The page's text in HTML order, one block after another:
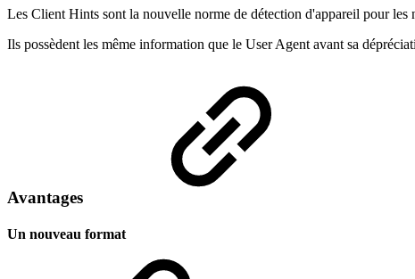
Les Client Hints sont la nouvelle norme de détection d'appareil pour les
Ils possèdent les même information que le User Agent avant sa
Avantages
Un nouveau format